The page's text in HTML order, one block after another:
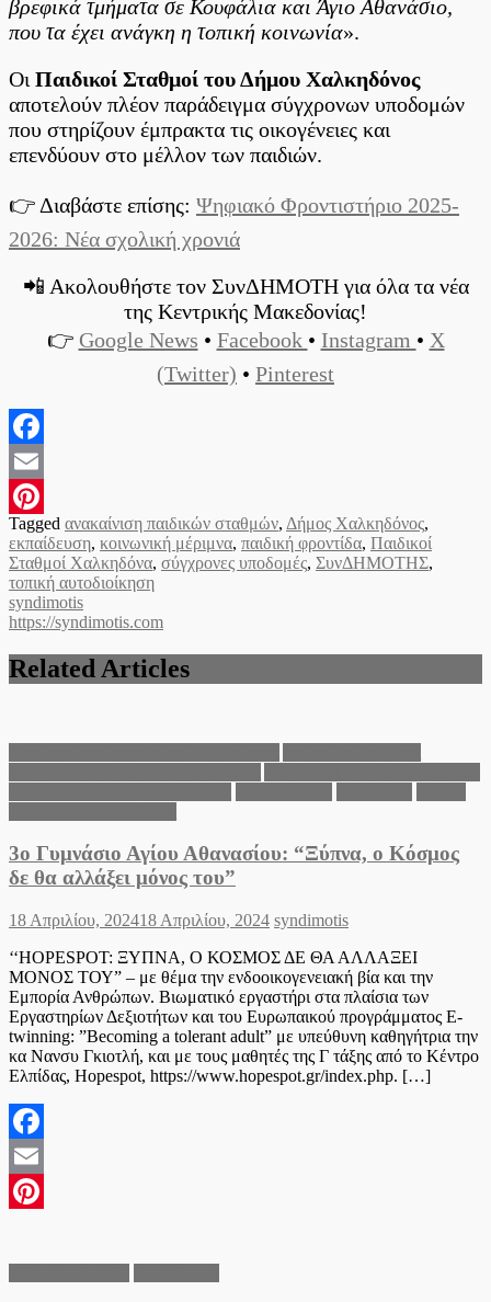
βρεφικά τμήματα σε Κουφάλια και Άγιο Αθανάσιο,
που τα έχει ανάγκη η τοπική κοινωνία».
Οι Παιδικοί Σταθμοί του Δήμου Χαλκηδόνος
αποτελούν πλέον παράδειγμα σύγχρονων υποδομών
που στηρίζουν έμπρακτα τις οικογένειες και
επενδύουν στο μέλλον των παιδιών.
👉 Διαβάστε επίσης: Ψηφιακό Φροντιστήριο 2025-
2026: Νέα σχολική χρονιά
📲 Ακολουθήστε τον ΣυνΔΗΜΟΤΗ για όλα τα νέα
της Κεντρικής Μακεδονίας!
👉 Google News • Facebook • Instagram • X
(Twitter) • Pinterest
Facebook
Email
Pinterest
Tagged ανακαίνιση παιδικών σταθμών, Δήμος Χαλκηδόνος,
εκπαίδευση, κοινωνική μέριμνα, παιδική φροντίδα, Παιδικοί
Σταθμοί Χαλκηδόνα, σύγχρονες υποδομές, ΣυνΔΗΜΟΤΗΣ,
τοπική αυτοδιοίκηση
syndimotis
https://syndimotis.com
Related Articles
3ο Γυμνάσιο Αγίου Αθανασίου: “Ξύπνα, ο Κόσμος
δε θα αλλάξει μόνος του”
Posted
18 Απριλίου, 202418 Απριλίου, 2024 Author
syndimotis
‘‘HOPESPOT: ΞΥΠΝΑ, Ο ΚΟΣΜΟΣ ΔΕ ΘΑ ΑΛΛΑΞΕΙ
ΜΟΝΟΣ ΤΟΥ” – με θέμα την ενδοοικογενειακή βία και την
Εμπορία Ανθρώπων. Βιωματικό εργαστήρι στα πλαίσια των
Εργαστηρίων Δεξιοτήτων και του Ευρωπαικού προγράμματος E-
twinning: ”Becoming a tolerant adult” με υπεύθυνη καθηγήτρια την
κα Νανσυ Γκιοτλή, και με τους μαθητές της Γ τάξης από το Κέντρο
Ελπίδας, Hopespot, https://www.hopespot.gr/index.php. […]
Facebook
Email